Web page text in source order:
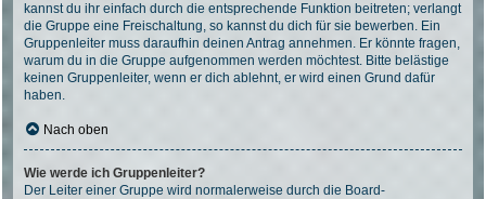
kannst du ihr einfach durch die entsprechende Funktion beitreten; verlangt
die Gruppe eine Freischaltung, so kannst du dich für sie bewerben. Ein
Gruppenleiter muss daraufhin deinen Antrag annehmen. Er könnte fragen,
warum du in die Gruppe aufgenommen werden möchtest. Bitte belästige
keinen Gruppenleiter, wenn er dich ablehnt, er wird einen Grund dafür
haben.
Nach oben
Wie werde ich Gruppenleiter?
Der Leiter einer Gruppe wird normalerweise durch die Board-